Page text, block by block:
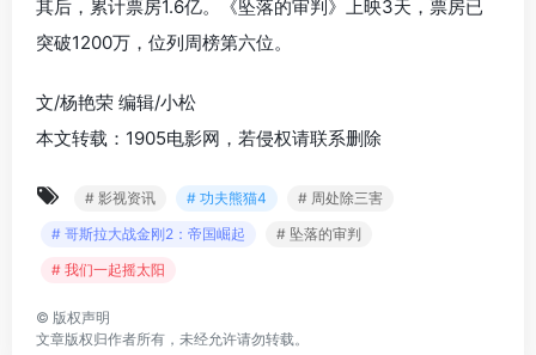
其后，累计票房1.6亿。《坠落的审判》上映3天，票房已
突破1200万，位列周榜第六位。
文/杨艳荣 编辑/小松
本文转载：1905电影网，若侵权请联系删除
# 影视资讯 # 功夫熊猫4
# 周处除三害
# 哥斯拉大战金刚2：帝国崛起
# 坠落的审判
# 我们一起摇太阳
© 版权声明
文章版权归作者所有，未经允许请勿转载。